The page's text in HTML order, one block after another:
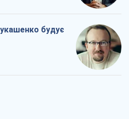
будує